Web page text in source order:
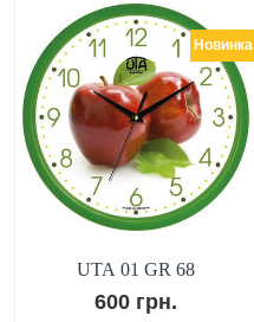
Новинка
UTA 01 GR 68
600 грн.